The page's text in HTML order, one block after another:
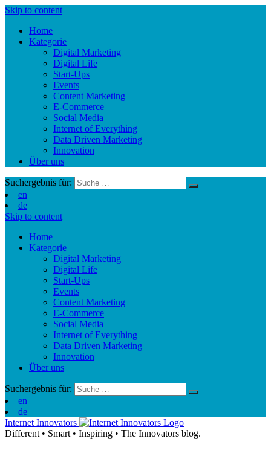
Skip to content
Home
Kategorie
Digital Marketing
Digital Life
Start-Ups
Events
Content Marketing
E-Commerce
Social Media
Internet of Everything
Data Driven Marketing
Innovation
Über uns
Suchergebnis für:
en
de
Skip to content
Home
Kategorie
Digital Marketing
Digital Life
Start-Ups
Events
Content Marketing
E-Commerce
Social Media
Internet of Everything
Data Driven Marketing
Innovation
Über uns
Suchergebnis für:
en
de
Internet Innovators
Different • Smart • Inspiring • The Innovators blog.